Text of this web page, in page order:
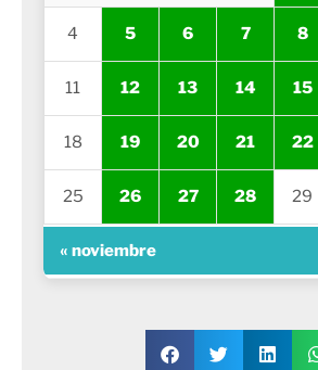
4 5 6 7 8
11 12 13 14 15
18 19 20 21 22
25 26 27 28 29
« noviembre